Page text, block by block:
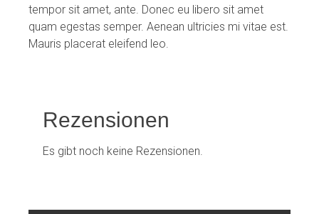
tempor sit amet, ante. Donec eu libero sit amet
quam egestas semper. Aenean ultricies mi vitae est.
Mauris placerat eleifend leo.
Rezensionen
Es gibt noch keine Rezensionen.